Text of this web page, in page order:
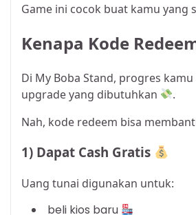
Game ini cocok buat kamu
Kenapa Kode
Di My Boba Stand, progres
upgrade yang dibutuhkan
.
Nah, kode redeem bisa
1) Dapat Cash Gratis
Uang tunai digunakan untuk:
beli kios baru